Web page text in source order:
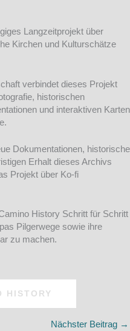
Langzeitprojekt über
Kirchen und Kulturschätze
verbindet dieses Projekt
historischen
und interaktiven Karten
Dokumentationen, historische
Erhalt dieses Archivs
Projekt über Ko-fi
History Schritt für Schritt
Pilgerwege sowie ihre
zu machen.
HISTORY
Nächster Beitrag →